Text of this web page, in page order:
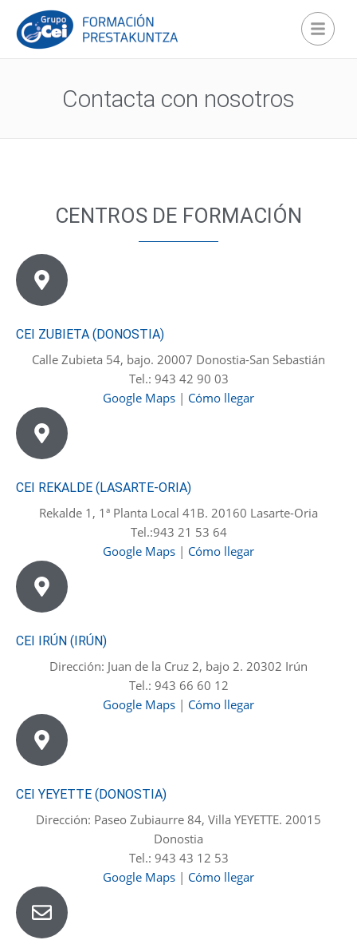
Contacta con nosotros
CENTROS DE FORMACIÓN
CEI ZUBIETA (DONOSTIA)
Calle Zubieta 54, bajo. 20007 Donostia-San Sebastián
Tel.: 943 42 90 03
Google Maps | Cómo llegar
CEI REKALDE (LASARTE-ORIA)
Rekalde 1, 1ª Planta Local 41B. 20160 Lasarte-Oria
Tel.:943 21 53 64
Google Maps | Cómo llegar
CEI IRÚN (IRÚN)
Dirección: Juan de la Cruz 2, bajo 2. 20302 Irún
Tel.: 943 66 60 12
Google Maps | Cómo llegar
CEI YEYETTE (DONOSTIA)
Dirección: Paseo Zubiaurre 84, Villa YEYETTE. 20015
Donostia
Tel.: 943 43 12 53
Google Maps | Cómo llegar